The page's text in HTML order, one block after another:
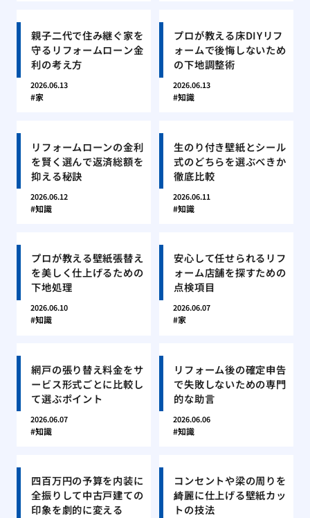
親子二代で住み継ぐ家を
守るリフォームローン金
利の考え方
2026.06.13
家
プロが教える床DIYリフ
ォームで後悔しないため
の下地調整術
2026.06.13
知識
リフォームローンの金利
を賢く選んで返済総額を
抑える秘訣
2026.06.12
知識
生のり付き壁紙とシール
式のどちらを選ぶべきか
徹底比較
2026.06.11
知識
プロが教える壁紙張替え
を美しく仕上げるための
下地処理
2026.06.10
知識
安心して任せられるリフ
ォーム店舗を探すための
点検項目
2026.06.07
家
網戸の張り替え料金をサ
ービス形式ごとに比較し
て選ぶポイント
2026.06.07
知識
リフォーム後の確定申告
で失敗しないための専門
的な助言
2026.06.06
知識
四百万円の予算を内装に
全振りして中古戸建ての
印象を劇的に変える
コンセントや梁の周りを
綺麗に仕上げる壁紙カッ
トの技法